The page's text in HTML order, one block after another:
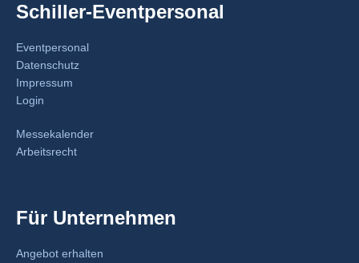
Schiller-Eventpersonal
Eventpersonal
Datenschutz
Impressum
Login
Messekalender
Arbeitsrecht
Für Unternehmen
Angebot erhalten